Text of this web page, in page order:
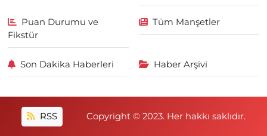
Puan Durumu ve
Fikstür
Tüm Manşetler
Son Dakika Haberleri Haber Arşivi
RSS Copyright © 2023. Her hakkı saklıdır.